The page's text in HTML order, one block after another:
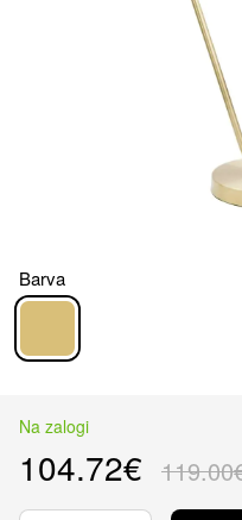
Barva
Na zalogi
104.72€